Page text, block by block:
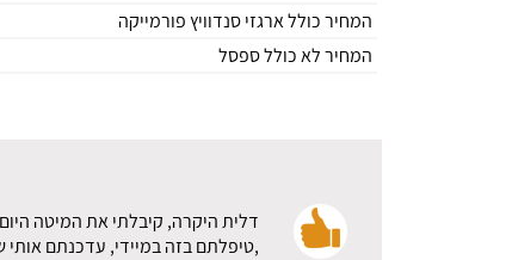
המחיר כולל ארגזי סנדוויץ פורמייקה
המחיר לא כולל ספסל
דלית היקרה, קיבלתי את המיטה
,טיפלתם בזה במיידי, עדכנתם